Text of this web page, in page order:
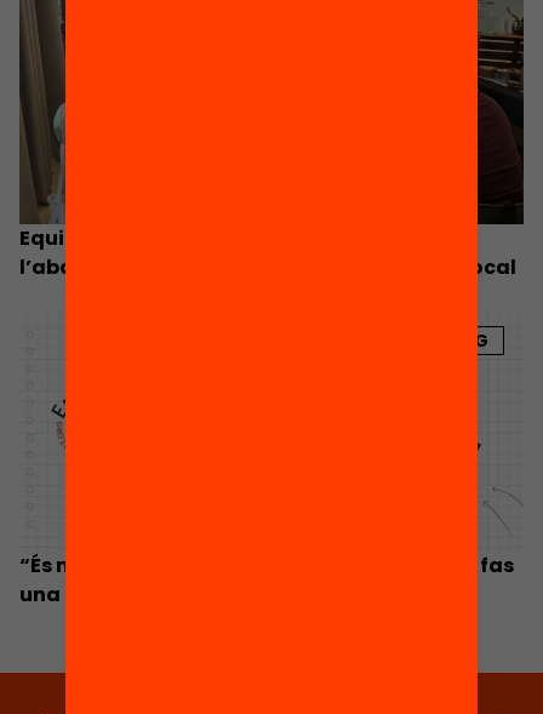
Equitat.org impulsa una agenda contra
l’abandonament escolar de la mà del món local
BLOG
“És molt potent veure que el voluntariat que fas
una hora a la setmana té algun impacte”